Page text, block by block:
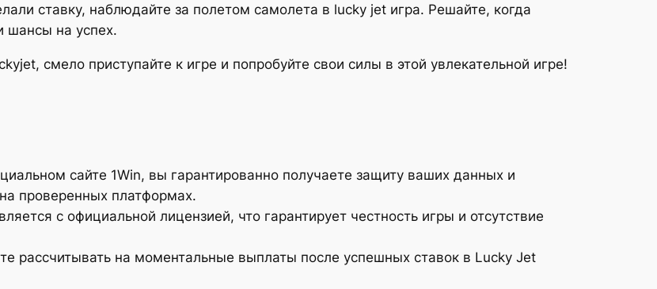
ставку, наблюдайте за полетом самолета в lucky jet игра. Решайте, когда
шансы на успех.
смело приступайте к игре и попробуйте свои силы в этой увлекательной игре!
сайте 1Win, вы гарантированно получаете защиту ваших данных и
проверенных платформах.
с официальной лицензией, что гарантирует честность игры и отсутствие
рассчитывать на моментальные выплаты после успешных ставок в Lucky Jet